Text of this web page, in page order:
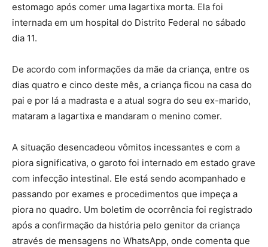
estomago após comer uma lagartixa morta. Ela foi
internada em um hospital do Distrito Federal no sábado
dia 11.
De acordo com informações da mãe da criança, entre os
dias quatro e cinco deste mês, a criança ficou na casa do
pai e por lá a madrasta e a atual sogra do seu ex-marido,
mataram a lagartixa e mandaram o menino comer.
A situação desencadeou vômitos incessantes e com a
piora significativa, o garoto foi internado em estado grave
com infecção intestinal. Ele está sendo acompanhado e
passando por exames e procedimentos que impeça a
piora no quadro. Um boletim de ocorrência foi registrado
após a confirmação da história pelo genitor da criança
através de mensagens no WhatsApp, onde comenta que